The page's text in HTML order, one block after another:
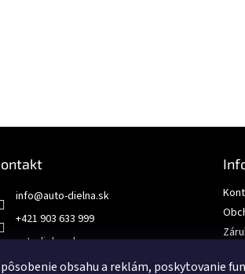
obsahu a reklám, poskytovanie
info@auto-dielna.sk
+421 903 633 999
autodielna.sk